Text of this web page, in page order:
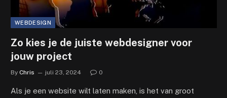
WEBDESIGN
Zo kies je de juiste webdesigner voor
jouw project
By Chris juli 23, 2024 0
Als je een website wilt laten maken, is het van groot